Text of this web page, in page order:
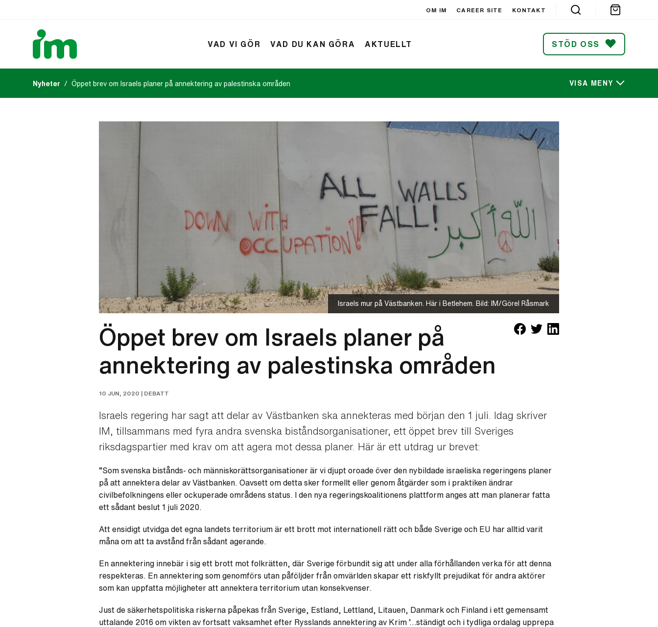
OM IM CAREER SITE KONTAKT
VAD VI GÖR VAD DU KAN GÖRA AKTUELLT STÖD OSS
SÖK
Nyheter Öppet brev om Israels planer på annektering av palestinska områden VISA MENY
Israels mur på Västbanken. Här i Betlehem. Bild: IM/Görel Råsmark
Öppet brev om Israels planer på
annektering av palestinska områden
10 JUN, 2020 | DEBATT
Israels regering har sagt att delar av Västbanken ska annekteras med början den 1 juli. Idag skriver
IM, tillsammans med fyra andra svenska biståndsorganisationer, ett öppet brev till Sveriges
riksdagspartier med krav om att agera mot dessa planer. Här är ett utdrag ur brevet:
”Som svenska bistånds- och människorättsorganisationer är vi djupt oroade över den nybildade israeliska regeringens planer
på att annektera delar av Västbanken. Oavsett om detta sker formellt eller genom åtgärder som i praktiken ändrar
civilbefolkningens eller ockuperade områdens status. I den nya regeringskoalitionens plattform anges att man planerar fatta
ett sådant beslut 1 juli 2020.
Att ensidigt utvidga det egna landets territorium är ett brott mot internationell rätt och både Sverige och EU har alltid varit
måna om att ta avstånd från sådant agerande.
En annektering innebär i sig ett brott mot folkrätten, där Sverige förbundit sig att under alla förhållanden verka för att denna
respekteras. En annektering som genomförs utan påföljder från omvärlden skapar ett riskfyllt prejudikat för andra aktörer
som kan uppfatta möjligheter att annektera territorium utan konsekvenser.
Just de säkerhetspolitiska riskerna påpekas från Sverige, Estland, Lettland, Litauen, Danmark och Finland i ett gemensamt
uttalande 2016 om vikten av fortsatt vaksamhet efter Rysslands annektering av Krim ’…ständigt och i tydliga ordalag upprepa